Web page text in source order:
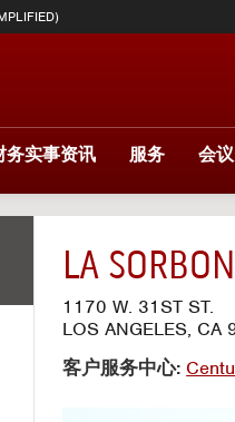
务实事资讯 服务 会
LA
1170 W. 31ST ST.
LOS ANGELES, CA
客户服务中心: